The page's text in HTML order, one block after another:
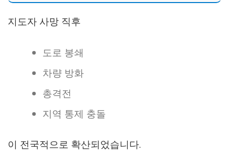
지도자 사망 직후
도로 봉쇄
차량 방화
총격전
지역 통제 충돌
이 전국적으로 확산되었습니다.